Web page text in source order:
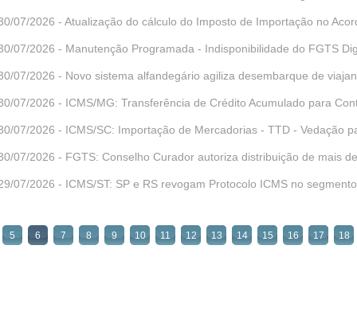
07/2026 - Atualização do cálculo do Imposto de Importação no
07/2026 - Manutenção Programada - Indisponibilidade do FGTS
07/2026 - Novo sistema alfandegário agiliza desembarque de
07/2026 - ICMS/MG: Transferência de Crédito Acumulado para
07/2026 - ICMS/SC: Importação de Mercadorias - TTD - Vedação
07/2026 - FGTS: Conselho Curador autoriza distribuição de mais
07/2026 - ICMS/ST: SP e RS revogam Protocolo ICMS no
5 6 7 8 9 10 11 12 13 14 15 16 17 18